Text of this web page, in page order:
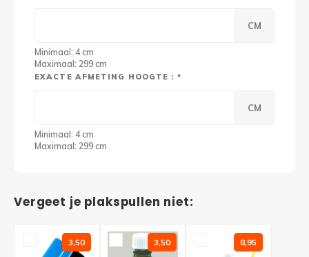
CM
Minimaal: 4 cm
Maximaal: 299 cm
EXACTE AFMETING HOOGTE : *
CM
Minimaal: 4 cm
Maximaal: 299 cm
Vergeet je plakspullen niet:
3,50 3,50 8,95